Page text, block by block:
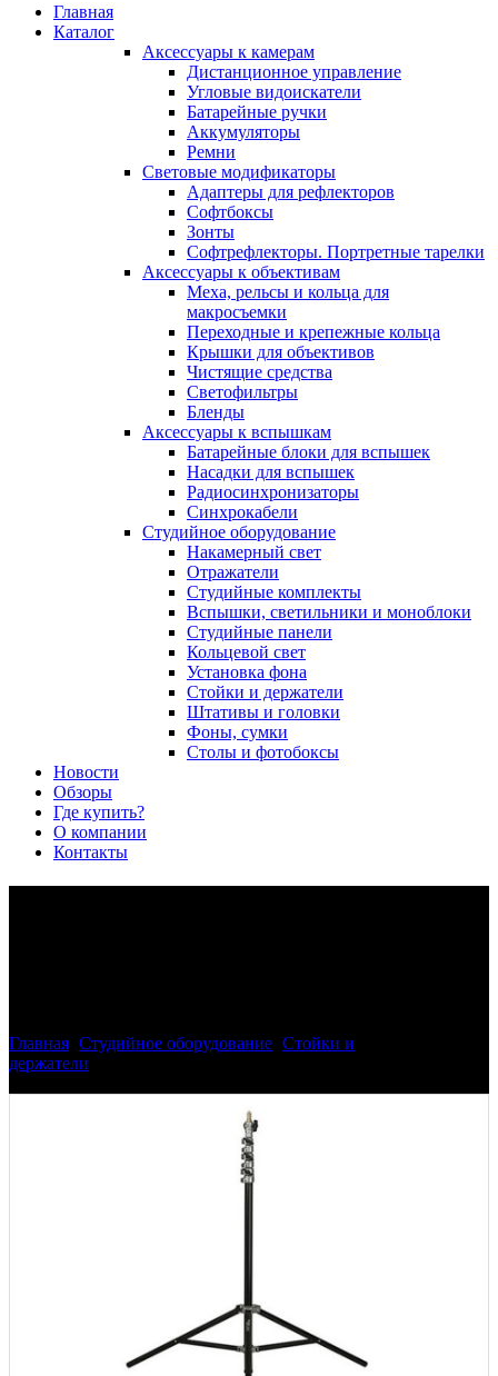
Главная
Каталог
Аксессуары к камерам
Дистанционное управление
Угловые видоискатели
Батарейные ручки
Аккумуляторы
Ремни
Световые модификаторы
Адаптеры для рефлекторов
Софтбоксы
Зонты
Софтрефлекторы. Портретные тарелки
Аксессуары к объективам
Меха, рельсы и кольца для
макросъемки
Переходные и крепежные кольца
Крышки для объективов
Чистящие средства
Светофильтры
Бленды
Аксессуары к вспышкам
Батарейные блоки для вспышек
Насадки для вспышек
Радиосинхронизаторы
Синхрокабели
Студийное оборудование
Накамерный свет
Отражатели
Студийные комплекты
Вспышки, светильники и моноблоки
Студийные панели
Кольцевой свет
Установка фона
Стойки и держатели
Штативы и головки
Фоны, сумки
Столы и фотобоксы
Новости
Обзоры
Где купить?
О компании
Контакты
Главная Студийное оборудование Стойки и
держатели